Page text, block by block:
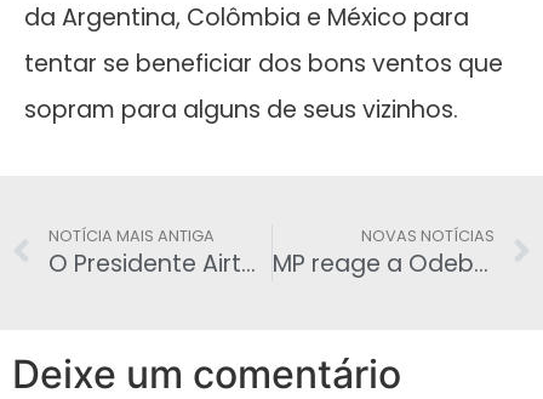
da Argentina, Colômbia e México para
tentar se beneficiar dos bons ventos que
sopram para alguns de seus vizinhos.
NOTÍCIA MAIS ANTIGA
O Presidente Airton Procópio fala sobre o processo
NOVAS NOTÍCIAS
MP reage a Odebrecht e fala em 100 anos de prisão
Deixe um comentário